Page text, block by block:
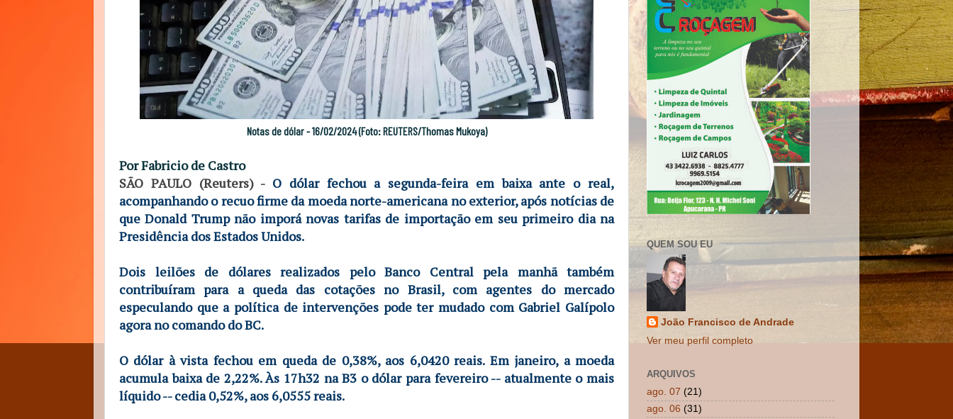
Notas de dólar - 16/02/2024 (Foto: REUTERS/Thomas Mukoya)
Por Fabricio de Castro
SÃO PAULO (Reuters) - O dólar fechou a segunda-feira em baixa ante o real,
acompanhando o recuo firme da moeda norte-americana no exterior, após notícias de
que Donald Trump não imporá novas tarifas de importação em seu primeiro dia na
Presidência dos Estados Unidos.
Dois leilões de dólares realizados pelo Banco Central pela manhã também
contribuíram para a queda das cotações no Brasil, com agentes do mercado
especulando que a política de intervenções pode ter mudado com Gabriel Galípolo
agora no comando do BC.
O dólar à vista fechou em queda de 0,38%, aos 6,0420 reais. Em janeiro, a moeda
acumula baixa de 2,22%. Às 17h32 na B3 o dólar para fevereiro -- atualmente o mais
líquido -- cedia 0,52%, aos 6,0555 reais.
QUEM SOU EU
João Francisco de Andrade
Ver meu perfil completo
ARQUIVOS
ago. 07 (21)
ago. 06 (31)